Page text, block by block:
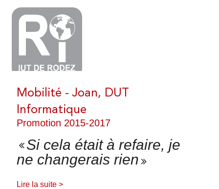
Mobilité - Joan, DUT
Informatique
Promotion 2015-2017
Si cela était à refaire, je
ne changerais rien
Lire la suite >